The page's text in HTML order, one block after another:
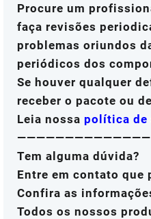
Procure um
faça revisões
problemas oriundos
periódicos dos
Se houver qualquer
receber o pacote ou
Leia nossa política de
Tem alguma dúvida?
Entre em contato que
Confira as
Todos os nossos